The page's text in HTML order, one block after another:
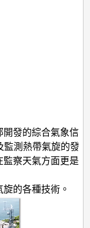
開發的綜合氣象信
監測熱帶氣旋的發
監察天氣方面更是
的各種技術。